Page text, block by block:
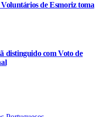
de Esmoriz toma
distinguido com Voto de